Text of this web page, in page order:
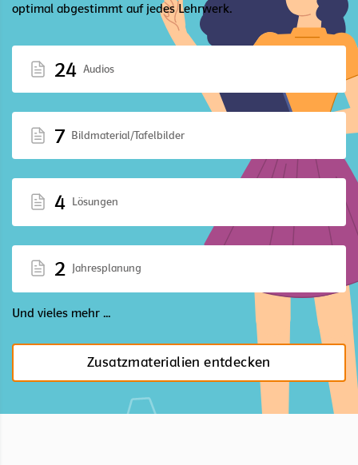
optimal abgestimmt auf jedes Lehrwerk.
24 Audios
7 Bildmaterial/Tafelbilder
4 Lösungen
2 Jahresplanung
Und vieles mehr ...
Zusatzmaterialien entdecken